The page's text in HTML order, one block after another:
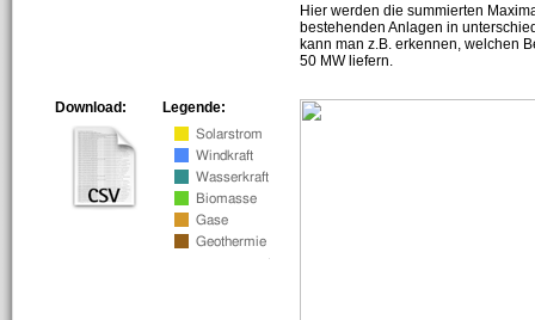
Hier werden die summierten
bestehenden Anlagen in
kann man z.B. erkennen, welchen
50 MW liefern.
Legende:
Download: